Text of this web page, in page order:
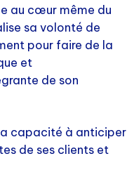
au cœur même du
sa volonté de
pour faire de la
et
de son
capacité à
de ses clients et